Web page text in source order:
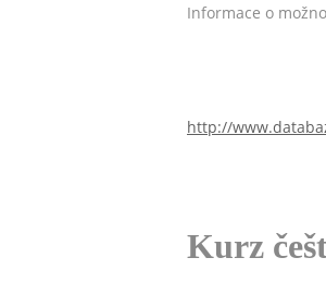
Informace o
http://
Kurz